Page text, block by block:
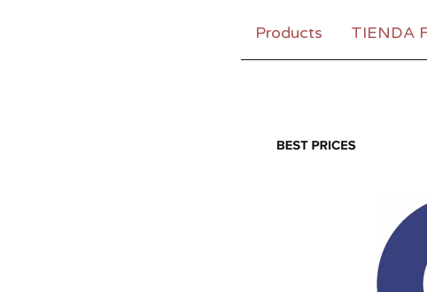
Products TIENDA